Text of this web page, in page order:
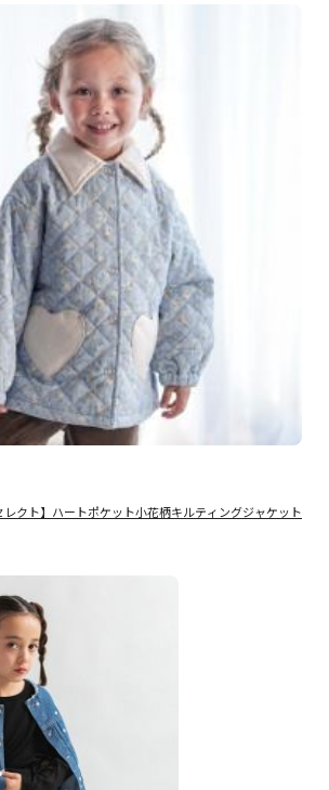
レクト】ハートポケット小花柄キルティングジャケット